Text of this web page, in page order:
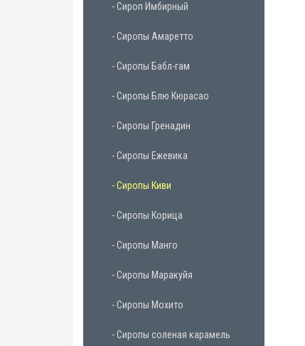
- Сироп Имбирный
- Сиропы Амаретто
- Сиропы Бабл-гам
- Сиропы Блю Кюрасао
- Сиропы Гренадин
- Сиропы Ежевика
- Сиропы Киви
- Сиропы Корица
- Сиропы Манго
- Сиропы Маракуйя
- Сиропы Мохито
- Сиропы соленая карамель